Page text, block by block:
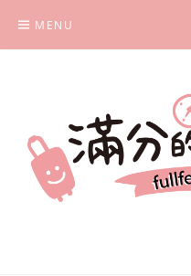
content
MENU